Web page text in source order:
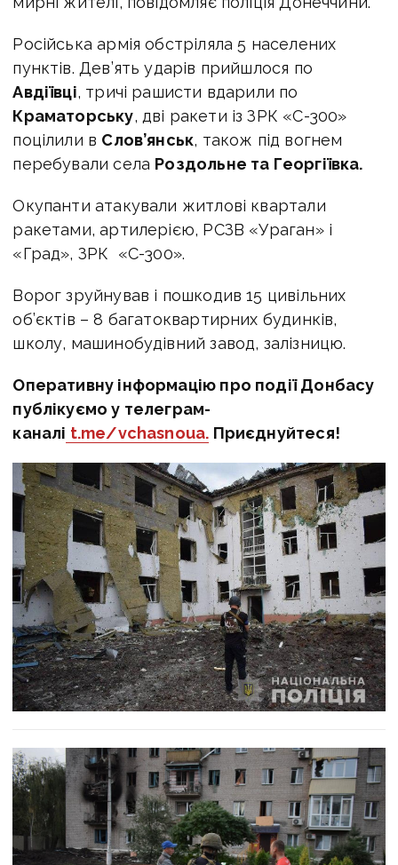
Російська армія обстріляла 5 населених
пунктів. Дев’ять ударів прийшлося по
Авдіївці, тричі рашисти вдарили по
Краматорську, дві ракети із ЗРК «С-300»
поцілили в Слов’янськ, також під вогнем
перебували села Роздольне та Георгіївка.
Окупанти атакували житлові квартали
ракетами, артилерією, РСЗВ «Ураган» і
«Град», ЗРК «С-300».
Ворог зруйнував і пошкодив 15 цивільних
об’єктів – 8 багатоквартирних будинків,
школу, машинобудівний завод, залізницю.
Оперативну інформацію про події Донбасу
публікуємо у телеграм-
каналі t.me/vchasnoua. Приєднуйтеся!